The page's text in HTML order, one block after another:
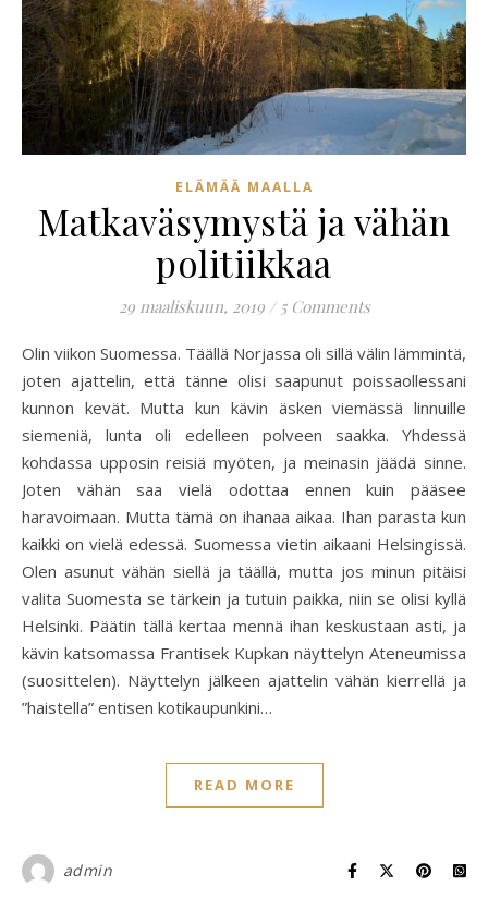
ELÄMÄÄ MAALLA
Matkaväsymystä ja vähän
politiikkaa
29 maaliskuun, 2019 / 5 Comments
Olin viikon Suomessa. Täällä Norjassa oli sillä välin lämmintä,
joten ajattelin, että tänne olisi saapunut poissaollessani
kunnon kevät. Mutta kun kävin äsken viemässä linnuille
siemeniä, lunta oli edelleen polveen saakka. Yhdessä
kohdassa upposin reisiä myöten, ja meinasin jäädä sinne.
Joten vähän saa vielä odottaa ennen kuin pääsee
haravoimaan. Mutta tämä on ihanaa aikaa. Ihan parasta kun
kaikki on vielä edessä. Suomessa vietin aikaani Helsingissä.
Olen asunut vähän siellä ja täällä, mutta jos minun pitäisi
valita Suomesta se tärkein ja tutuin paikka, niin se olisi kyllä
Helsinki. Päätin tällä kertaa mennä ihan keskustaan asti, ja
kävin katsomassa Frantisek Kupkan näyttelyn Ateneumissa
(suosittelen). Näyttelyn jälkeen ajattelin vähän kierrellä ja
”haistella” entisen kotikaupunkini…
READ MORE
admin